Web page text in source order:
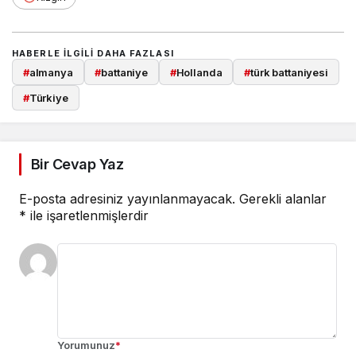
HABERLE ILGILI DAHA FAZLASI
#almanya #battaniye #Hollanda #türk battaniyesi
#Türkiye
Bir Cevap Yaz
E-posta adresiniz yayınlanmayacak. Gerekli alanlar
* ile işaretlenmişlerdir
Yorumunuz*